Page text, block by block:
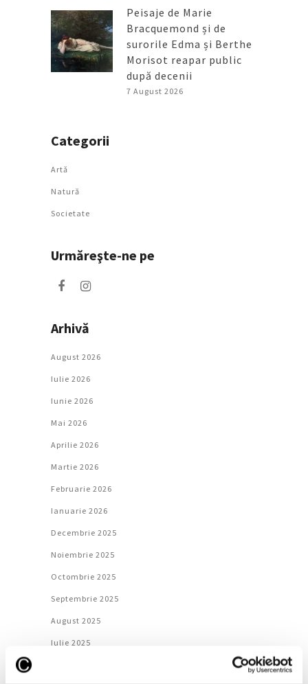
Peisaje de Marie
Bracquemond și de
surorile Edma și Berthe
Morisot reapar public
după decenii
7 August 2026
Categorii
Artǎ
Natură
Societate
Urmăreşte-ne pe
Arhivă
August 2026
Iulie 2026
Iunie 2026
Mai 2026
Aprilie 2026
Martie 2026
Februarie 2026
Ianuarie 2026
Decembrie 2025
Noiembrie 2025
Octombrie 2025
Septembrie 2025
August 2025
Iulie 2025